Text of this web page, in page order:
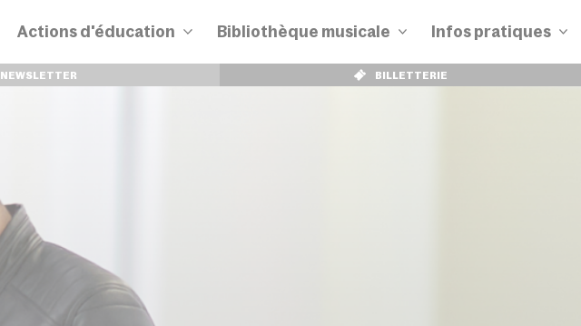
Actions d'éducation Bibliothèque musicale Infos pratiques
NEWSLETTER BILLETTERIE